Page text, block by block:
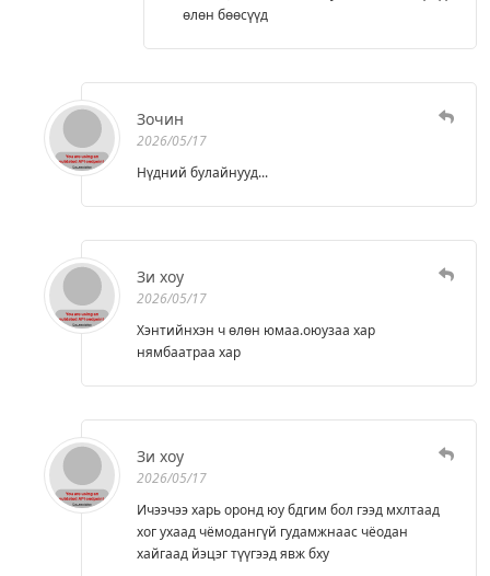
өлөн бөөсүүд
Зочин
2026/05/17
Нүдний булайнууд...
Зи хоу
2026/05/17
Хэнтийнхэн ч өлөн юмаа.оюузаа хар
нямбаатраа хар
Зи хоу
2026/05/17
Ичээчээ харь оронд юу бдгим бол гээд мхлтаад
хог ухаад чёмодангүй гудамжнаас чёодан
хайгаад йэцэг түүгээд явж бху